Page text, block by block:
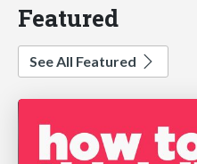
Featured
See All Featured